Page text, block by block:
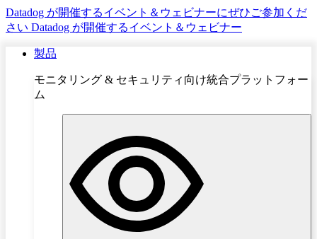
Datadog が開催するイベント＆ウェビナーにぜひご参加くだ
さい Datadog が開催するイベント＆ウェビナー
製品
モニタリング & セキュリティ向け統合プラットフォー
ム